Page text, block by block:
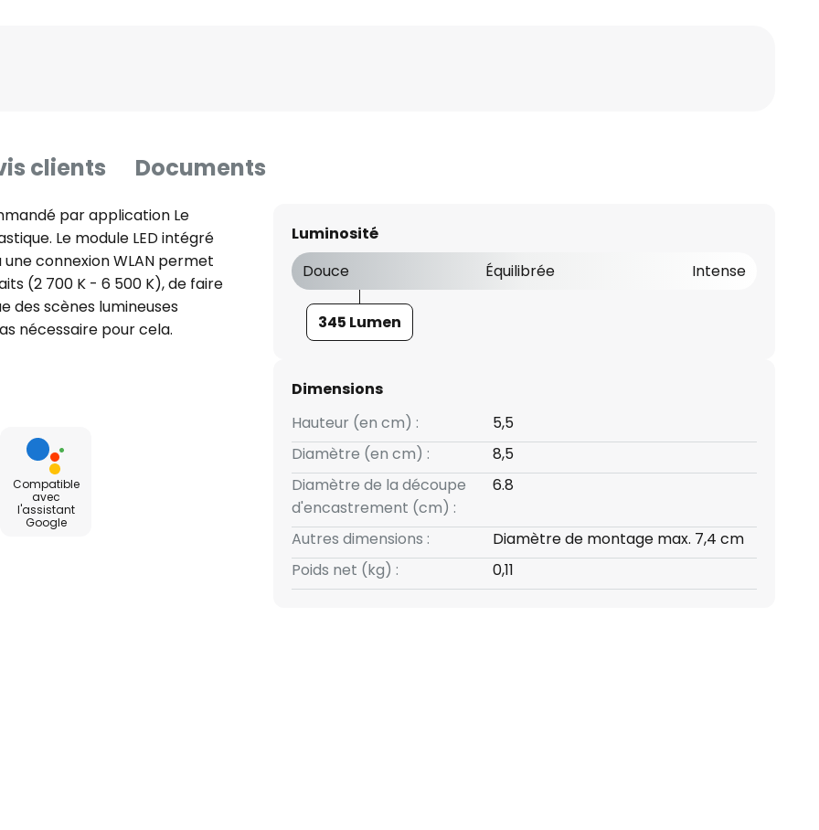
clients Documents
par application Le
Le module LED intégré
connexion WLAN permet
(2 700 K - 6 500 K), de faire
des scènes lumineuses
nécessaire pour cela.
avec Amazon
techniques /
pour Android et iOS) -
du jour (6.500 K) -
- commande vocale
Shortcuts - intensité variable
Compatible
avec
l'assistant
Google
Luminosité
Douce
Équilibrée Intense
345 Lumen
Dimensions
Hauteur (en cm) :
5,5
Diamètre (en cm) :
8,5
Diamètre de la découpe
d'encastrement (cm) :
6.8
Autres dimensions :
Diamètre de montage max. 7,4 cm
Poids net (kg) :
0,11